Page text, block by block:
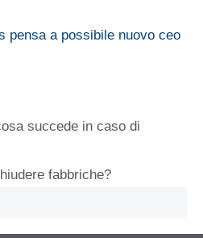
pensa a possibile nuovo ceo
succede in caso di
fabbriche?